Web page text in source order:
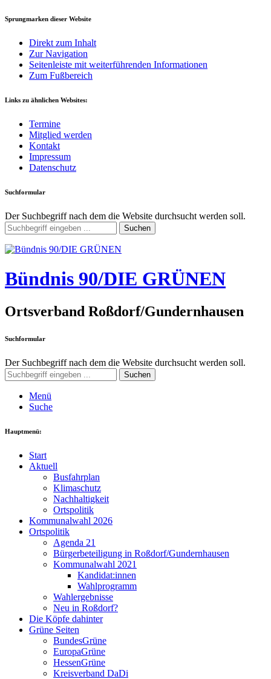
Sprungmarken dieser Website
Direkt zum Inhalt
Zur Navigation
Seitenleiste mit weiterführenden Informationen
Zum Fußbereich
Links zu ähnlichen Websites:
Termine
Mitglied werden
Kontakt
Impressum
Datenschutz
Suchformular
Der Suchbegriff nach dem die Website durchsucht werden soll.
Suchen
Bündnis 90/DIE GRÜNEN
Ortsverband Roßdorf/Gundernhausen
Suchformular
Der Suchbegriff nach dem die Website durchsucht werden soll.
Suchen
Menü
Suche
Hauptmenü:
Start
Aktuell
Busfahrplan
Klimaschutz
Nachhaltigkeit
Ortspolitik
Kommunalwahl 2026
Ortspolitik
Agenda 21
Bürgerbeteiligung in Roßdorf/Gundernhausen
Kommunalwahl 2021
Kandidat:innen
Wahlprogramm
Wahlergebnisse
Neu in Roßdorf?
Die Köpfe dahinter
Grüne Seiten
BundesGrüne
EuropaGrüne
HessenGrüne
Kreisverband DaDi